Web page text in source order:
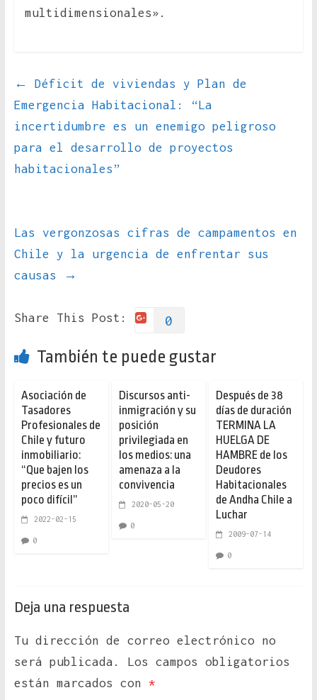
multidimensionales».
←
Déficit de viviendas y Plan de
Emergencia Habitacional: “La
incertidumbre es un enemigo peligroso
para el desarrollo de proyectos
habitacionales”
Las vergonzosas cifras de campamentos en
Chile y la urgencia de enfrentar sus
causas
→
Share This Post: 0
También te puede gustar
Asociación de
Tasadores
Profesionales de
Chile y futuro
inmobiliario:
“Que bajen los
precios es un
poco difícil”
2022-02-15
0
Discursos anti-
inmigración y su
posición
privilegiada en
los medios: una
amenaza a la
convivencia
2020-05-20
0
Después de 38
días de duración
TERMINA LA
HUELGA DE
HAMBRE de los
Deudores
Habitacionales
de Andha Chile a
Luchar
2009-07-14
0
Deja una respuesta
Tu dirección de correo electrónico no
será publicada.
Los campos obligatorios
están marcados con *